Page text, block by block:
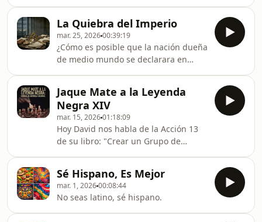
lengua.El rey cuya obra ayudó a dar
forma al castellano, a la idea misma
de autoridad r
primera red de gestión global,
uniendo los continentes bajo una
lógica racional que permitió que el
planeta funcionara como una unidad
por primera vez.Hablamos de marinos
y científicos que domaron a los
océanos, abriendo una autopista de
conocimiento que conectó Asia, A
La Quiebra del Imperio
mar. 25, 202600:39:19
¿Cómo es posible que la nación dueña
de medio mundo se declarara en
el planeta de plata para acabar
pagando el pan con monedas de
cobre.La plata y el oro del Nuevo
Mundo no hicieron rica a España, sino
a los banqueros prestamistas
europeos, debido a una errónea
política económica de los Austrias.Os
cuento cómo Castilla cargó hu
Jaque Mate a la Leyenda
Negra XIV
mar. 15, 202601:18:09
Hoy David nos habla de la Acción 13
de su libro: "Crear un Grupo de
Sé Hispano, Es Mejor
mar. 1, 202600:08:44
No seas latino, sé hispano.